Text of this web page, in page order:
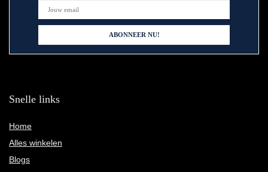
Snelle links
Home
Alles winkelen
Blogs